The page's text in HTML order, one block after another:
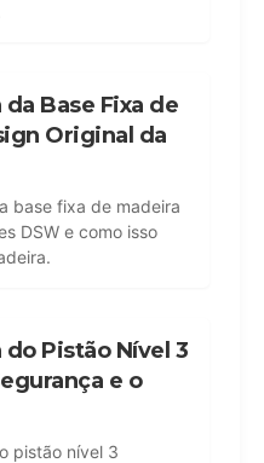
Base Fixa de
Original da
base fixa de madeira
DSW e como isso
Pistão Nível 3
e o
pistão nível 3